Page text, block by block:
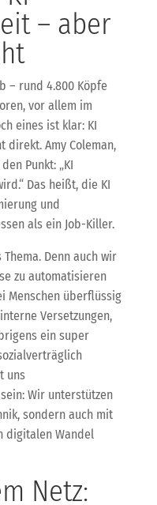
– aber
– rund 4.800 Köpfe
vor allem im
eines ist klar: KI
Amy Coleman,
Punkt: „KI
Das heißt, die KI
und
als ein Job-Killer.
Denn auch wir
zu automatisieren
Menschen überflüssig
Versetzungen,
ein super
uns
Wir unterstützen
sondern auch mit
digitalen Wandel
Netz: